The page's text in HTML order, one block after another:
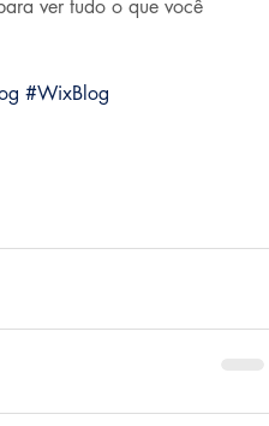
ver tudo o que você
#WixBlog